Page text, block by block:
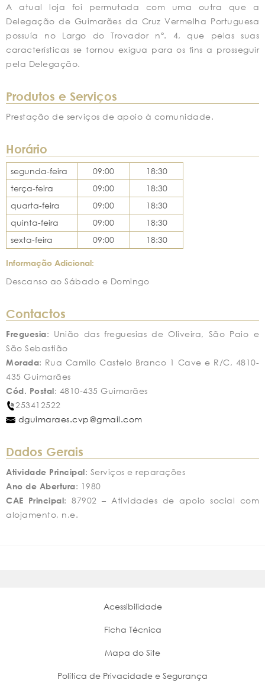
A atual loja foi permutada com uma outra que a
Delegação de Guimarães da Cruz Vermelha Portuguesa
possuía no Largo do Trovador nº. 4, que pelas suas
características se tornou exígua para os fins a prosseguir
pela Delegação.
Produtos e Serviços
Prestação de serviços de apoio à comunidade.
Horário
segunda-feira 09:00
18:30
terça-feira
09:00
18:30
quarta-feira
09:00
18:30
quinta-feira
09:00
18:30
sexta-feira
09:00 18:30
Informação Adicional:
Descanso ao Sábado e Domingo
Contactos
Freguesia: União das freguesias de Oliveira, São Paio e
São Sebastião
Morada: Rua Camilo Castelo Branco 1 Cave e R/C, 4810-
435 Guimarães
Cód. Postal: 4810-435 Guimarães
253412522
dguimaraes.cvp@gmail.com
Dados Gerais
Atividade Principal: Serviços e reparações
Ano de Abertura: 1980
CAE Principal: 87902 – Atividades de apoio social com
alojamento, n.e.
Acessibilidade
Ficha Técnica
Mapa do Site
Política de Privacidade e Segurança